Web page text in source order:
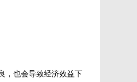
，也会导致经济效益下